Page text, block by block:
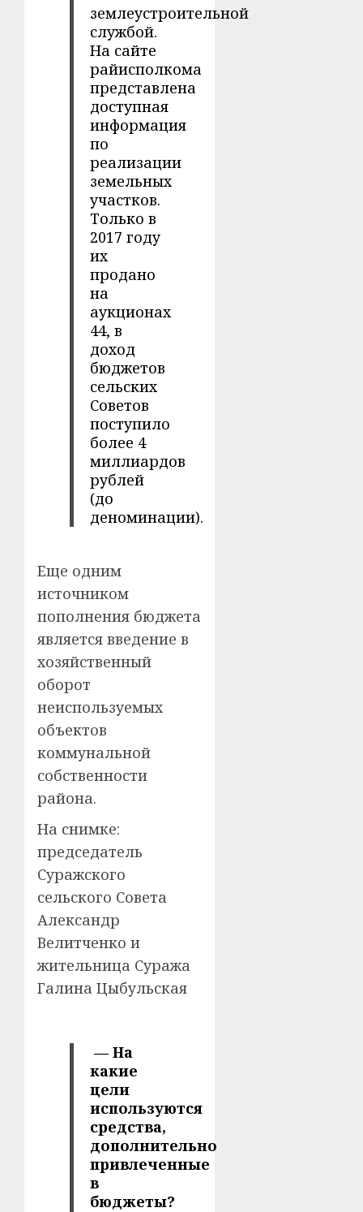
землеустроительной
службой.
На сайте
райисполкома
представлена
доступная
информация
по
реализации
земельных
участков.
Только в
2017 году
их
продано
на
аукционах
44, в
доход
бюджетов
сельских
Советов
поступило
более 4
миллиардов
рублей
(до
деноминации).
Еще одним
источником
пополнения бюджета
является введение в
хозяйственный
оборот
неиспользуемых
объектов
коммунальной
собственности
района.
На снимке:
председатель
Суражского
сельского Совета
Александр
Велитченко и
жительница Суража
Галина Цыбульская
— На
какие
цели
используются
средства,
дополнительно
привлеченные
в
бюджеты?